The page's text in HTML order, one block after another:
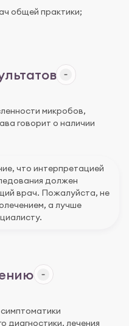
общей практики;
микробов,
говорит о наличии
что интерпретацией
должен
врач. Пожалуйста, не
а лучше
диагностики, лечения